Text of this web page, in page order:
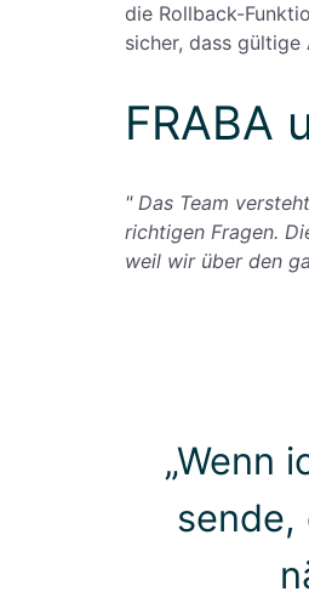
die Rollback-
sicher, dass
FRABA
" Das Team
richtigen Fragen.
weil wir über den
„Wenn
sende,